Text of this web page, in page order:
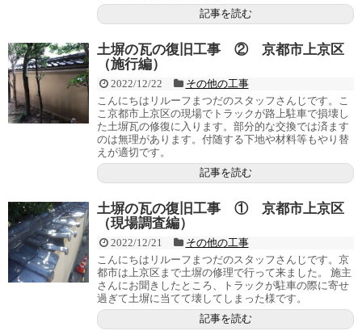
記事を読む
土塀の瓦の復旧工事 ② 京都市上京区
（施行編）
2022/12/22
その他の工事
こんにちはリルーフまつだのスタッフさんじです。こ
こ京都市上京区の現場でトラックが路上駐車で損壊し
た土塀瓦の修復に入ります。部分的な交換では済ます
のは無理があります。付随する下地や材料等もやり替
えが適切です。
記事を読む
土塀の瓦の復旧工事 ① 京都市上京区
（現場調査編）
2022/12/21
その他の工事
こんにちはリルーフまつだのスタッフさんじです。京
都市は上京区まで土塀の修理で行って来ました。 施主
さんにお聞きしたところ、トラックが駐車の際に寄せ
過ぎて土塀に当てて壊してしまった様です。
記事を読む